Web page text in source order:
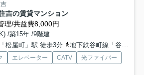
吉の賃貸マンション
理/共益費8,000円
/築15年 /9階建
松屋町」駅 徒歩3分
地下鉄谷町線「谷町六丁目」駅 徒歩7分
エレベーター CATV
光ファイバー